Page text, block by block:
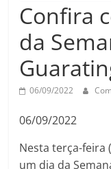
Confira
da
06/09/2022
06/09/2022
Nesta terça-feira
um dia da